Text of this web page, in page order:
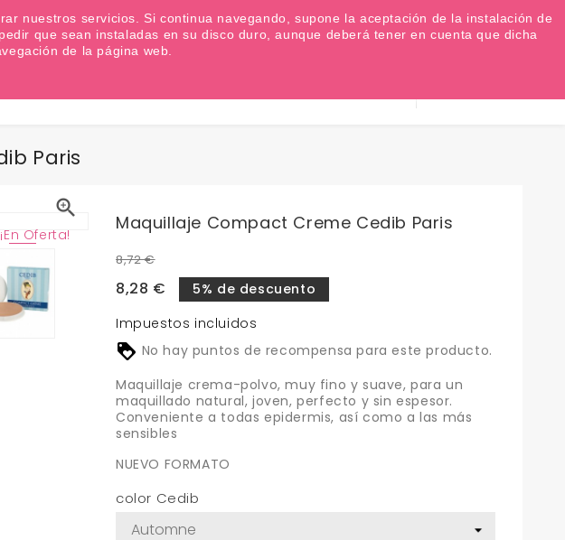
EUR €
Iniciar sesión
Favoritos (0 )
Paris
¡En Oferta!

Maquillaje Compact Creme Cedib Paris
8,72 €
8,28 €
5% de descuento
Impuestos incluidos
No hay puntos de recompensa para este producto.
Maquillaje crema-polvo, muy fino y suave, para un
maquillado natural, joven, perfecto y sin espesor.
Conveniente a todas epidermis, así como a las más
sensibles
NUEVO FORMATO
color Cedib
nuestros servicios. Si continua navegando, supone la aceptación de la instalación de
que sean instaladas en su disco duro, aunque deberá tener en cuenta que dicha
de la página web.